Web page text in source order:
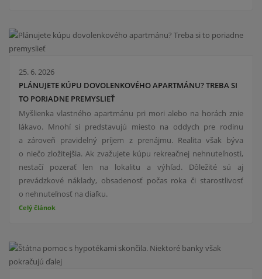
25. 6. 2026
PLÁNUJETE KÚPU DOVOLENKOVÉHO APARTMÁNU? TREBA SI
TO PORIADNE PREMYSLIEŤ
Myšlienka vlastného apartmánu pri mori alebo na horách znie
lákavo. Mnohí si predstavujú miesto na oddych pre rodinu
a zároveň pravidelný príjem z prenájmu. Realita však býva
o niečo zložitejšia. Ak zvažujete kúpu rekreačnej nehnuteľnosti,
nestačí pozerať len na lokalitu a výhľad. Dôležité sú aj
prevádzkové náklady, obsadenosť počas roka či starostlivosť
o nehnuteľnosť na diaľku.
Celý článok